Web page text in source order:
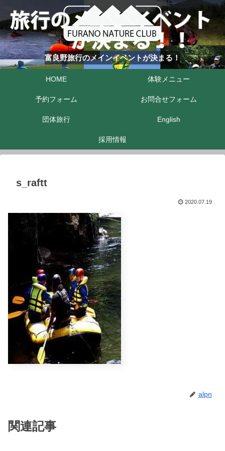
富良野旅行のメインイベントが決まる！
HOME 体験メニュー
予約フォーム お問合せフォーム
団体旅行 English
採用情報
s_raftt
2020.07.19
alpn
関連記事